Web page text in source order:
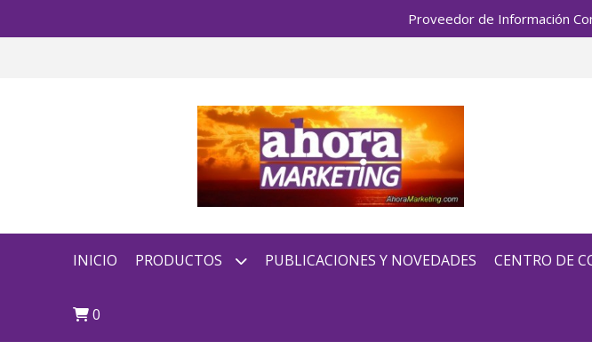
Proveedor de Información
INICIO PRODUCTOS PUBLICACIONES Y NOVEDADES CENTRO DE
0